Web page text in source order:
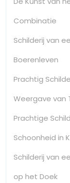
Combinatie
Schilderij van
Boerenleven
Prachtig
Weergave van
Prachtige
Schoonheid in
Schilderij van
op het Doek